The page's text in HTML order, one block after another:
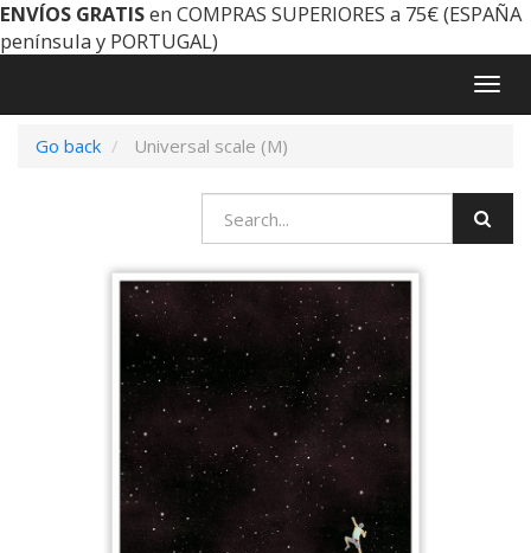
ENVÍOS GRATISen COMPRAS SUPERIORES a 75€ (ESPAÑA
península y PORTUGAL)
Go back
Universal scale (M)